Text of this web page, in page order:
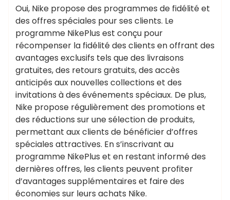
Oui, Nike propose des programmes de fidélité et
des offres spéciales pour ses clients. Le
programme NikePlus est conçu pour
récompenser la fidélité des clients en offrant des
avantages exclusifs tels que des livraisons
gratuites, des retours gratuits, des accès
anticipés aux nouvelles collections et des
invitations à des événements spéciaux. De plus,
Nike propose régulièrement des promotions et
des réductions sur une sélection de produits,
permettant aux clients de bénéficier d’offres
spéciales attractives. En s’inscrivant au
programme NikePlus et en restant informé des
dernières offres, les clients peuvent profiter
d’avantages supplémentaires et faire des
économies sur leurs achats Nike.